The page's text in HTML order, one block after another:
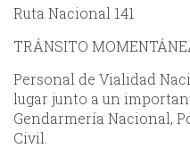
Ruta Nacional 141
TRÁNSITO
Personal de Vialidad
lugar junto a un
Gendarmería Nacional,
Civil.